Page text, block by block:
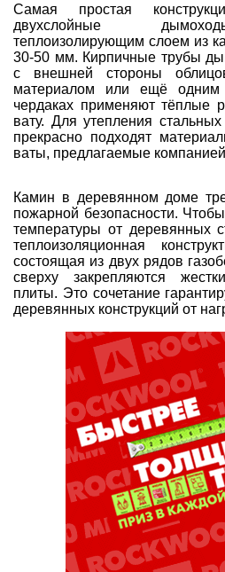
Самая простая
двухслойные
теплоизолирующим слоем из
30-50 мм. Кирпичные трубы
с внешней стороны
материалом или ещё
чердаках применяют тёплые
вату. Для утепления
прекрасно подходят
ваты, предлагаемые
Камин в деревянном доме
пожарной безопасности.
температуры от деревянных
теплоизоляционная
состоящая из двух рядов
сверху закрепляются
плиты. Это сочетание
деревянных конструкций от